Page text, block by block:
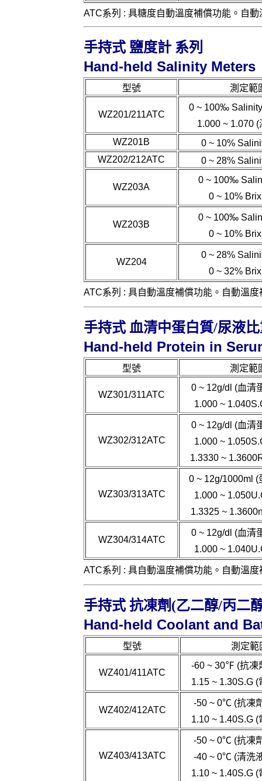
ATC系列 : 具糖度自動溫度補償功能。自
手持式 鹽度計 系列
Hand-held Salinity Meters
型號 測定範
WZ201/211ATC
0 ~ 100‰
1.000 ~ 1.070
WZ201B
0 ~ 10%
WZ202/212ATC
0 ~ 28%
WZ203A
0 ~ 100‰
0 ~ 10%
WZ203B
0 ~ 100‰
0 ~ 10%
WZ204
0 ~ 28%
0 ~ 32%
ATC系列 : 具自動溫度補償功能。自動溫
手持式 血清中蛋白質/尿液
Hand-held Protein in
型號 測定範
WZ301/311ATC
0 ~ 12g/dl (血清
1.000 ~
WZ302/312ATC
0 ~ 12g/dl (血清
1.000 ~
1.3330 ~
WZ303/313ATC
0 ~ 12g/1000ml (
1.000 ~
1.3325 ~
WZ304/314ATC
0 ~ 12g/dl (血清
1.000 ~
ATC系列 : 具自動溫度補償功能。自動溫
手持式 抗凍劑(乙二醇/丙二
Hand-held Coolant and
型號 測定範
WZ401/411ATC
-60 ~ 30℉ (抗凍
1.15 ~ 1.30S.G (
WZ402/412ATC
-50 ~ 0℃ (抗凍
1.10 ~ 1.40S.G (
WZ403/413ATC
-50 ~ 0℃ (抗凍
-40 ~ 0℃ (清洗
1.10 ~ 1.40S.G (